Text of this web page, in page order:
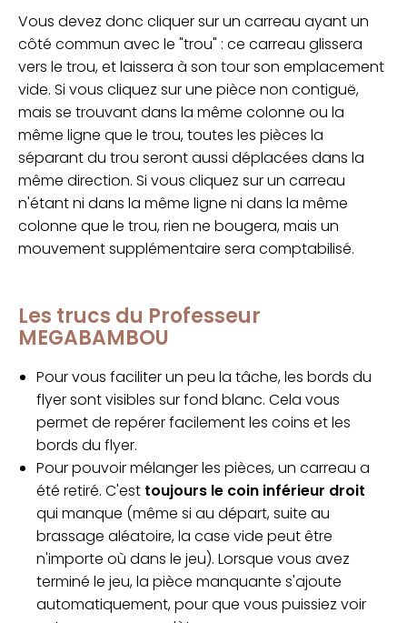
Vous devez donc cliquer sur un carreau ayant un
côté commun avec le "trou" : ce carreau glissera
vers le trou, et laissera à son tour son emplacement
vide. Si vous cliquez sur une pièce non contiguë,
mais se trouvant dans la même colonne ou la
même ligne que le trou, toutes les pièces la
séparant du trou seront aussi déplacées dans la
même direction. Si vous cliquez sur un carreau
n'étant ni dans la même ligne ni dans la même
colonne que le trou, rien ne bougera, mais un
mouvement supplémentaire sera comptabilisé.
Les trucs du Professeur
MEGABAMBOU
Pour vous faciliter un peu la tâche, les bords du
flyer sont visibles sur fond blanc. Cela vous
permet de repérer facilement les coins et les
bords du flyer.
Pour pouvoir mélanger les pièces, un carreau a
été retiré. C'est toujours le coin inférieur droit
qui manque (même si au départ, suite au
brassage aléatoire, la case vide peut être
n'importe où dans le jeu). Lorsque vous avez
terminé le jeu, la pièce manquante s'ajoute
automatiquement, pour que vous puissiez voir